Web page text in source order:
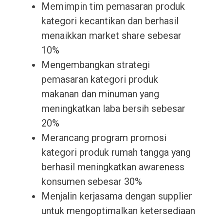
Memimpin tim pemasaran produk
kategori kecantikan dan berhasil
menaikkan market share sebesar
10%
Mengembangkan strategi
pemasaran kategori produk
makanan dan minuman yang
meningkatkan laba bersih sebesar
20%
Merancang program promosi
kategori produk rumah tangga yang
berhasil meningkatkan awareness
konsumen sebesar 30%
Menjalin kerjasama dengan supplier
untuk mengoptimalkan ketersediaan